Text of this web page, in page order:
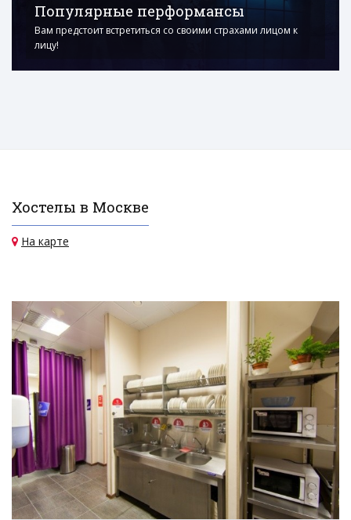
Популярные перформансы
Вам предстоит встретиться со своими страхами лицом к
лицу!
Хостелы в Москве
На карте